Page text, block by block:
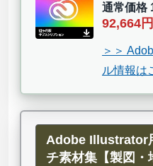
通常価格
92,664
＞＞
ル情報は
Adobe Illustrator
チ素材集【製図・